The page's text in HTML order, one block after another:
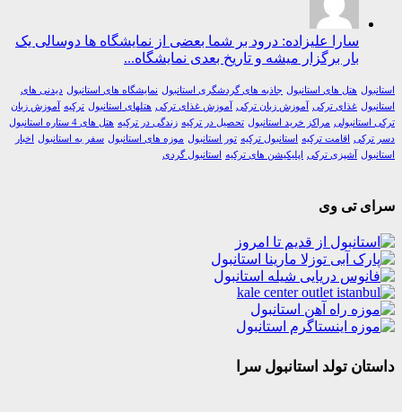
سارا علیزاده: درود بر شما بعضی از نمایشگاه ها دوسالی یک
بار برگزار میشه و تاریخ بعدی نمایشگاه...
هتل های استانبول جاذبه های گردشگری استانبول نمایشگاه های استانبول دیدنی های
غذای ترکی آموزش زبان ترکی آموزش غذای ترکی هتلهای استانبول ترکیه آموزش زبان
مراکز خرید استانبول تحصیل در ترکیه زندگی در ترکیه
هتل های 4 ستاره استانبول
اقامت ترکیه استانبول ترکیه تور استانبول موزه های استانبول سفر به استانبول اخبار
آشپزی ترکی اپلیکیشن های ترکیه استانبول گردی
تی وی
تولد استانبول سرا